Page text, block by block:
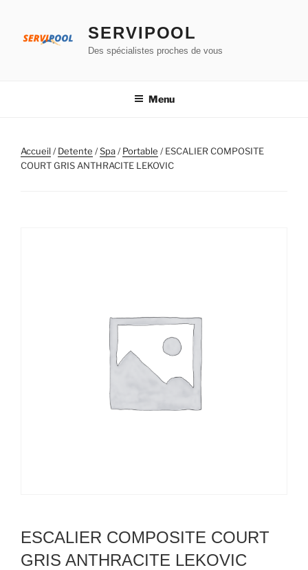
contenu
SERVIPOOL
Des spécialistes proches de vous
Menu
Accueil/Detente /Spa/Portable / ESCALIER COMPOSITE
COURT GRIS ANTHRACITE LEKOVIC
ESCALIER COMPOSITE COURT
GRIS ANTHRACITE LEKOVIC